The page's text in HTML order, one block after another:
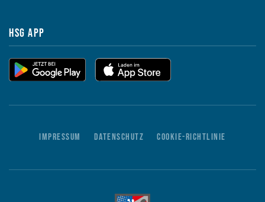
HSG App
Impressum Datenschutz Cookie-Richtlinie